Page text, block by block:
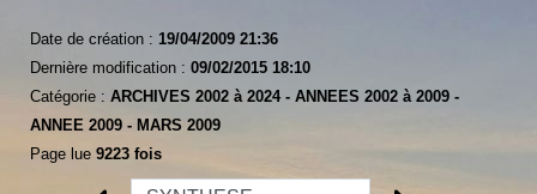
Date de création : 19/04/2009 21:36
Dernière modification : 09/02/2015 18:10
Catégorie : ARCHIVES 2002 à 2024 - ANNEES 2002 à 2009 -
ANNEE 2009 - MARS 2009
Page lue 9223 fois